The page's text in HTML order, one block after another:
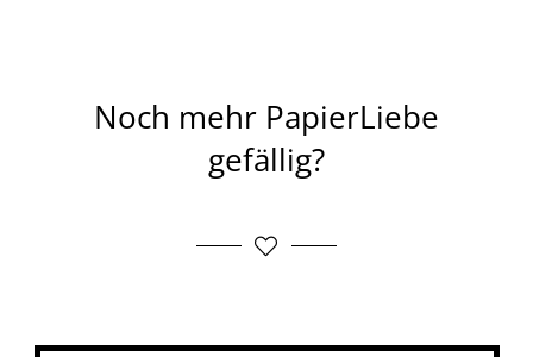
Noch mehr PapierLiebe
gefällig?